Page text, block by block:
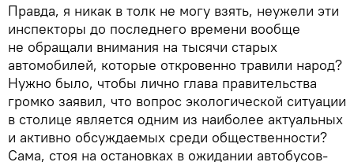
Правда, я никак в толк не могу взять, неужели эти
инспекторы до последнего времени вообще
не обращали внимания на тысячи старых
автомобилей, которые откровенно травили народ?
Нужно было, чтобы лично глава правительства
громко заявил, что вопрос экологической ситуации
в столице является одним из наиболее актуальных
и активно обсуждаемых среди общественности?
Сама, стоя на остановках в ожидании автобусов-